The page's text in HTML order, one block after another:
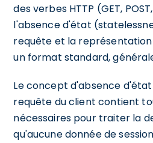
des verbes HTTP (GET, POST,
l'absence d'état
requête et la représentation
un format standard,
Le concept d'absence
requête du client contient
nécessaires pour traiter la
qu'aucune donnée de